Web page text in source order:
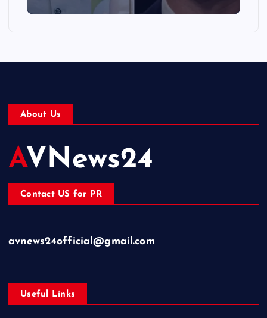
About Us
AVNews24
Contact US for PR
avnews24official@gmail.com
Useful Links